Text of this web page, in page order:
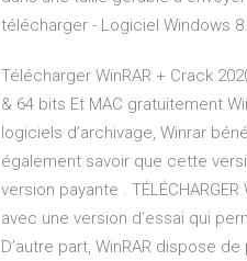
télécharger - Logiciel Windows
Télécharger WinRAR + Crack
& 64 bits Et MAC gratuitement
logiciels d’archivage, Winrar
également savoir que cette
version payante . TÉLÉCHARGER
avec une version d’essai qui
D’autre part, WinRAR dispose